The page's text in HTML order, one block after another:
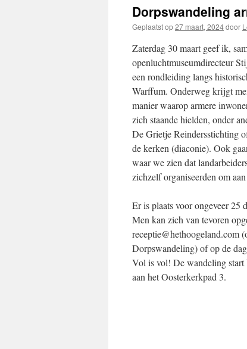
Dorpswandeling
Geplaatst op27 maart, 2024door
Zaterdag 30 maart geef ik,
openluchtmuseumdirecteur
een rondleiding langs
Warffum. Onderweg krijgt
manier waarop armere
zich staande hielden, onder
De Grietje Reindersstichting
de kerken (diaconie). Ook
waar we zien dat
zichzelf organiseerden om
Er is plaats voor ongeveer 25
Men kan zich van tevoren
receptie@hethoogeland.com
Dorpswandeling) of op de
Vol is vol! De wandeling
aan het Oosterkerkpad 3.